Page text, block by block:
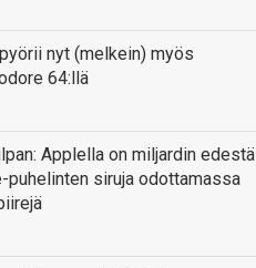
nyt (melkein) myös
64:llä
Applella on miljardin edestä
puhelinten siruja odottamassa